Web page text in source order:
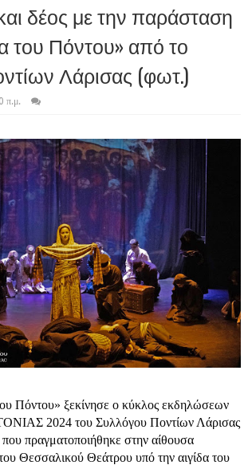
δέος με την παράσταση
Πόντου» από το
Λάρισας (φωτ.)
π.μ.
Πόντου» ξεκίνησε ο κύκλος εκδηλώσεων
2024 του Συλλόγου Ποντίων Λάρισας
πραγματοποιήθηκε στην αίθουσα
Θεσσαλικού Θεάτρου υπό την αιγίδα του